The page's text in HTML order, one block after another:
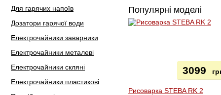
Для гарячих напоїв
Дозатори гарячої води
Електрочайники заварники
Електрочайники металеві
Електрочайники скляні
Електрочайники пластикові
Популярні моделі
Рисоварка STEBA RK 2
3099